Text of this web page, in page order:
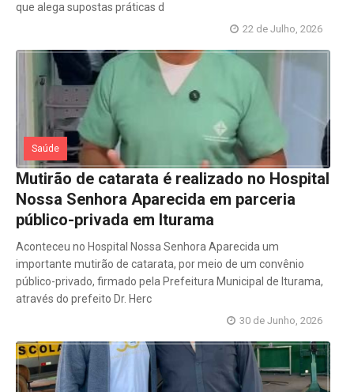
que alega supostas práticas d
22 de Julho, 2026
Saúde
Mutirão de catarata é realizado no Hospital
Nossa Senhora Aparecida em parceria
público-privada em Iturama
Aconteceu no Hospital Nossa Senhora Aparecida um
importante mutirão de catarata, por meio de um convênio
público-privado, firmado pela Prefeitura Municipal de Iturama,
através do prefeito Dr. Herc
30 de Junho, 2026